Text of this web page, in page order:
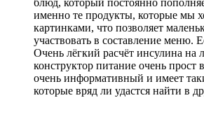
блюд, который постоянно
именно те продукты, которые мы
картинками, что позволяет
участвовать в составление меню.
Очень лёгкий расчёт инсулина на
конструктор питание очень прост
очень информативный и имеет
которые вряд ли удастся найти в